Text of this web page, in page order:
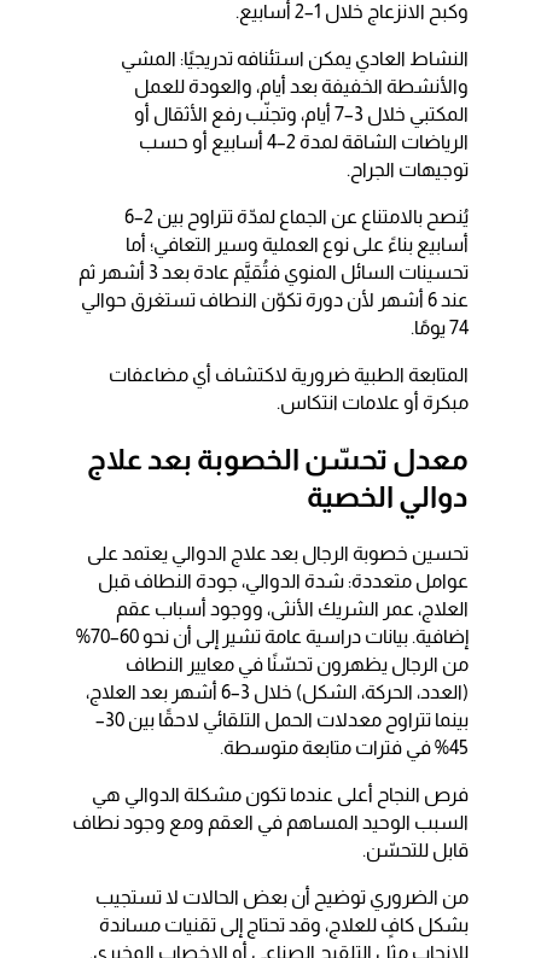
وكبح الانزعاج خلال 1–2 أسابيع.
النشاط العادي يمكن استئنافه تدريجيًا: المشي
والأنشطة الخفيفة بعد أيام، والعودة للعمل
المكتبي خلال 3–7 أيام، وتجنّب رفع الأثقال أو
الرياضات الشاقة لمدة 2–4 أسابيع أو حسب
توجيهات الجراح.
يُنصح بالامتناع عن الجماع لمدّة تتراوح بين 2–6
أسابيع بناءً على نوع العملية وسير التعافي؛ أما
تحسينات السائل المنوي فتُقيَّم عادة بعد 3 أشهر ثم
عند 6 أشهر لأن دورة تكوّن النطاف تستغرق حوالي
74 يومًا.
المتابعة الطبية ضرورية لاكتشاف أي مضاعفات
مبكرة أو علامات انتكاس.
معدل تحسّن الخصوبة بعد علاج
دوالي الخصية
تحسين خصوبة الرجال بعد علاج الدوالي يعتمد على
عوامل متعددة: شدة الدوالي، جودة النطاف قبل
العلاج، عمر الشريك الأنثى، ووجود أسباب عقم
إضافية. بيانات دراسية عامة تشير إلى أن نحو 60–70%
من الرجال يظهرون تحسّنًا في معايير النطاف
(العدد، الحركة، الشكل) خلال 3–6 أشهر بعد العلاج،
بينما تتراوح معدلات الحمل التلقائي لاحقًا بين 30–
45% في فترات متابعة متوسطة.
فرص النجاح أعلى عندما تكون مشكلة الدوالي هي
السبب الوحيد المساهم في العقم ومع وجود نطاف
قابل للتحسّن.
من الضروري توضيح أن بعض الحالات لا تستجيب
بشكل كافٍ للعلاج، وقد تحتاج إلى تقنيات مساندة
للإنجاب مثل التلقيح الصناعي أو الإخصاب المخبري.